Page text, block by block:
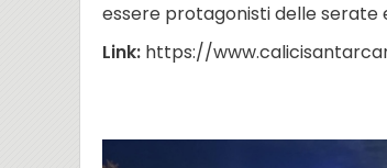
essere protagonisti delle serate
Link: https://